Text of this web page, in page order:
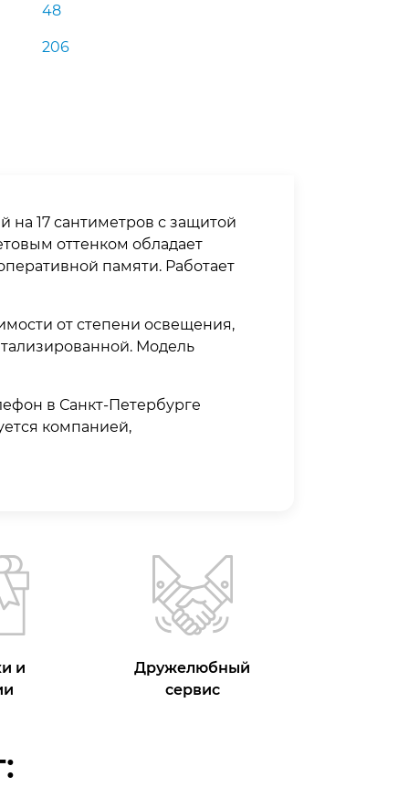
48
206
на 17 сантиметров с защитой
оттенком обладает
памяти. Работает
от степени освещения,
Модель
в Санкт-Петербурге
компанией,
и
Дружелюбный
сервис